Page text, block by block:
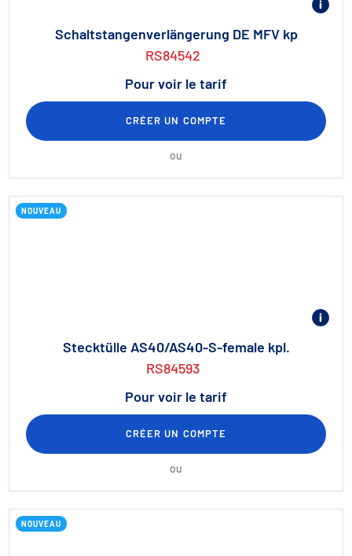
Schaltstangenverlängerung DE MFV kp
RS84542
Pour voir le tarif
CRÉER UN COMPTE
ou
NOUVEAU
Stecktülle AS40/AS40-S-female kpl.
RS84593
Pour voir le tarif
CRÉER UN COMPTE
ou
NOUVEAU